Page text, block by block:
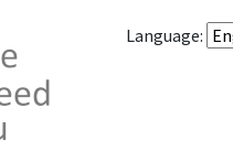
Language: